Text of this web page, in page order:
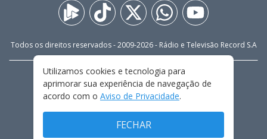
Todos os direitos reservados - 2009-2026- Rádio e Televisão Record S.A
FALE CONOSCO
PRIVACIDADE
TERMOS E CONDIÇÕES DE USO
Utilizamos cookies e tecnologia para
aprimorar sua experiência de navegação de
acordo com o Aviso de Privacidade.
FECHAR